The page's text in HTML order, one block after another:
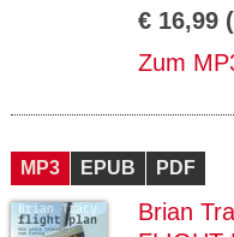
€ 16,99
Zum
MP3 EPUB PDF
Brian